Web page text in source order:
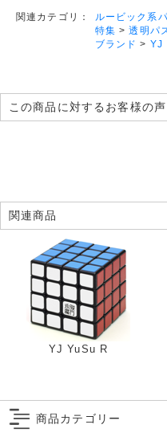
関連カテゴリ： ルービック系
特集 >透明パ
ブランド > YJ
この商品に対するお客様の声
関連商品
YJ YuSu R
商品カテゴリー